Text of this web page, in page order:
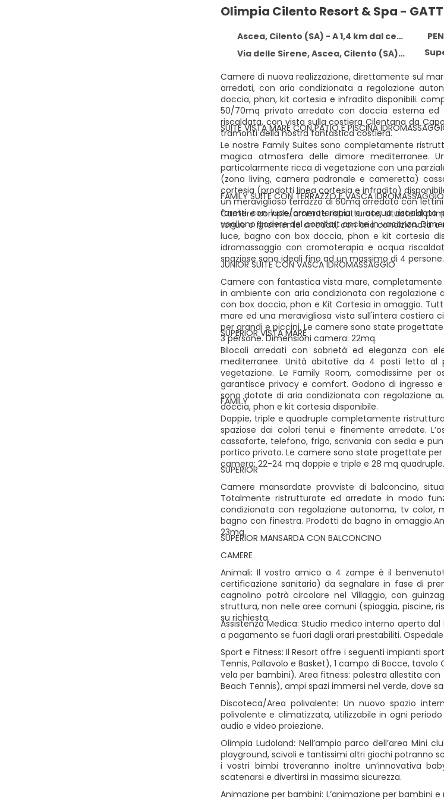
Olimpia Cilento Resort & Spa -
Ascea, Cilento (SA) - A 1,4 km dal centro
Via delle Sirene, Ascea, Cilento (SA) 84046
Animazione per bambini: L’animazione per bambini
Olimpia Ludoland: Nell’ampio parco dell’area Mini
playground, scivoli e tantissimi altri giochi potranno
i vostri bimbi troveranno inoltre un’innovativa
scatenarsi e divertirsi in massima sicurezza.
Discoteca/Area polivalente: Un nuovo spazio
polivalente e climatizzata, utilizzabile in ogni
audio e video proiezione.
Sport e Fitness: Il Resort offre i seguenti impianti
Tennis, Pallavolo e Basket), 1 campo di Bocce,
vela per bambini). Area fitness: palestra allestita
Beach Tennis), ampi spazi immersi nel verde, dove
Assistenza Medica: Studio medico interno aperto
a pagamento se fuori dagli orari prestabiliti. Ospedale
Animali: Il vostro amico a 4 zampe è il
certificazione sanitaria) da segnalare in fase di
cagnolino potrà circolare nel Villaggio, con
struttura, non nelle aree comuni (spiaggia, piscine,
su richiesta.
CAMERE
SUPERIOR MANSARDA CON BALCONCINO
Camere mansardate provviste di balconcino,
Totalmente ristrutturate ed arredate in modo
condizionata con regolazione autonoma, tv color,
bagno con finestra. Prodotti da bagno in
23mq.
SUPERIOR
Doppie, triple e quadruple completamente
spaziose dai colori tenui e finemente arredate.
cassaforte, telefono, frigo, scrivania con sedia e
portico privato. Le camere sono state progettate
camera: 22-24 mq doppie e triple e 28 mq quadruple.
FAMILY
Bilocali arredati con sobrietà ed eleganza con
mediterranee. Unità abitative da 4 posti letto al
vegetazione. Le Family Room, comodissime
garantisce privacy e comfort. Godono di ingresso
sono dotate di aria condizionata con regolazione
doccia, phon e kit cortesia disponibile.
SUPERIOR VISTA MARE
Camere con fantastica vista mare,
in ambiente con aria condizionata con regolazione
con box doccia, phon e Kit Cortesia in omaggio.
mare ed una meravigliosa vista sull'intera costiera
per grandi e piccini. Le camere sono state
3 persone. Dimensioni camera: 22mq.
JUNIOR SUITE CON VASCA IDROMASSAGGIO
Camere completamente ristrutturate, situate al
tenue e finemente arredati, con aria condizionata a
luce, bagno con box doccia, phon e kit cortesia
idromassaggio con cromoterapia e acqua
spaziose sono ideali fino ad un massimo di 4
FAMILY SUITE CON TERRAZZO E VASCA IDROMASSAGGIO
Le nostre Family Suites sono completamente
magica atmosfera delle dimore mediterranee.
particolarmente ricca di vegetazione con una
(zona living, camera padronale e cameretta)
cortesia (prodotti linea cortesia e infradito)
un meraviglioso terrazzo di 60mq arredato con
faretti con luce/cromoterapia e acqua riscaldata
vogliono godere del comfort anche in vacanza.
SUITE VISTA MARE CON PATIO E PISCINA
Camere di nuova realizzazione, direttamente sul
arredati, con aria condizionata a regolazione
doccia, phon, kit cortesia e infradito disponibili.
50/70mq privato arredato con doccia esterna
riscaldata, con vista sulla costiera Cilentana da
tramonti della nostra fantastica costiera.